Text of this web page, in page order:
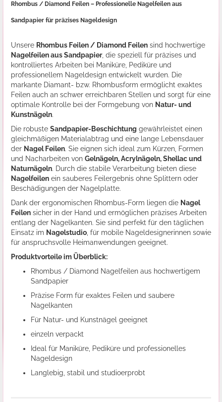
Rhombus / Diamond Feilen – Professionelle Nagelfeilen aus
Sandpapier für präzises Nageldesign
Unsere Rhombus Feilen / Diamond Feilen sind hochwertige
Nagelfeilen aus Sandpapier, die speziell für präzises und
kontrolliertes Arbeiten bei Maniküre, Pediküre und
professionellem Nageldesign entwickelt wurden. Die
markante Diamant- bzw. Rhombusform ermöglicht exaktes
Feilen auch an schwer erreichbaren Stellen und sorgt für eine
optimale Kontrolle bei der Formgebung von Natur- und
Kunstnägeln.
Die robuste Sandpapier-Beschichtung gewährleistet einen
gleichmäßigen Materialabtrag und eine lange Lebensdauer
der Nagel Feilen. Sie eignen sich ideal zum Kürzen, Formen
und Nacharbeiten von Gelnägeln, Acrylnägeln, Shellac und
Naturnägeln. Durch die stabile Verarbeitung bieten diese
Nagelfeilen ein sauberes Feilergebnis ohne Splittern oder
Beschädigungen der Nagelplatte.
Dank der ergonomischen Rhombus-Form liegen die Nagel
Feilen sicher in der Hand und ermöglichen präzises Arbeiten
entlang der Nagelkanten. Sie sind perfekt für den täglichen
Einsatz im Nagelstudio , für mobile Nageldesignerinnen sowie
für anspruchsvolle Heimanwendungen geeignet.
Produktvorteile im Überblick:
Rhombus / Diamond Nagelfeilen aus hochwertigem
Sandpapier
Präzise Form für exaktes Feilen und saubere
Nagelkanten
Für Natur- und Kunstnägel geeignet
einzeln verpackt
Ideal für Maniküre, Pediküre und professionelles
Nageldesign
Langlebig, stabil und studioerprobt